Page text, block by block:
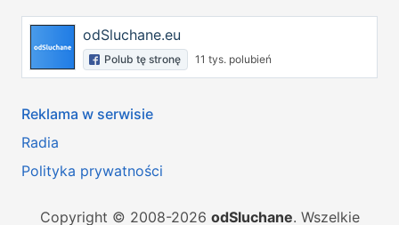
odSluchane.eu
Polub tę stronę 11 tys. polubień
Reklama w serwisie
Radia
Polityka prywatności
Copyright © 2008-2026 odSluchane. Wszelkie